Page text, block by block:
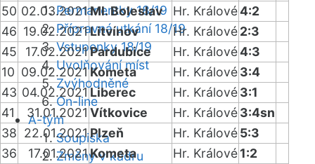
Permanentky 18/19
Přípravná utkání 18/19
Vstupenky 18/19
Uvolňování míst
Zvýhodněné
On-line
A-tým
Soupiska
Změny v kádru
50 02.03.2021Ml. Boleslav Hr. Králové4:2
46 19.02.2021Litvínov Hr. Králové2:3
45
17.02.2021Pardubice Hr. Králové4:3
10 09.02.2021 Kometa Hr. Králové3:4
43 04.02.2021Liberec Hr. Králové3:1
41
31.01.2021 Vítkovice Hr. Králové3:4sn
38 22.01.2021Plzeň Hr. Králové5:3
36
17.01.2021Kometa Hr. Králové1:2